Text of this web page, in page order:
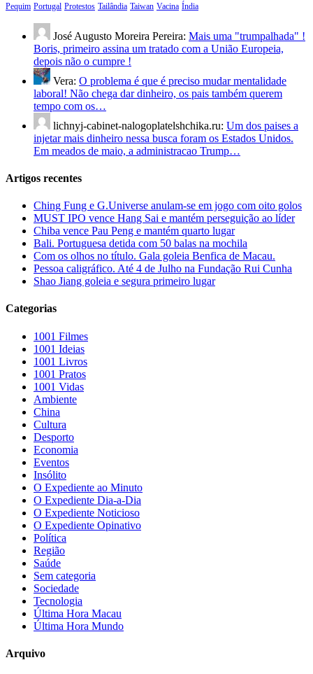
Pequim Portugal Protestos Tailândia Taiwan Vacina Índia
José Augusto Moreira Pereira: Mais uma "trumpalhada" !
Boris, primeiro assina um tratado com a União Europeia,
depois não o cumpre !
Vera: O problema é que é preciso mudar mentalidade
laboral! Não chega dar dinheiro, os pais também querem
tempo com os…
lichnyj-cabinet-nalogoplatelshchika.ru: Um dos paises a
injetar mais dinheiro nessa busca foram os Estados Unidos.
Em meados de maio, a administracao Trump…
Artigos recentes
Ching Fung e G.Universe anulam-se em jogo com oito golos
MUST IPO vence Hang Sai e mantém perseguição ao líder
Chiba vence Pau Peng e mantém quarto lugar
Bali. Portuguesa detida com 50 balas na mochila
Com os olhos no título. Gala goleia Benfica de Macau.
Pessoa caligráfico. Até 4 de Julho na Fundação Rui Cunha
Shao Jiang goleia e segura primeiro lugar
Categorias
1001 Filmes
1001 Ideias
1001 Livros
1001 Pratos
1001 Vidas
Ambiente
China
Cultura
Desporto
Economia
Eventos
Insólito
O Expediente ao Minuto
O Expediente Dia-a-Dia
O Expediente Noticioso
O Expediente Opinativo
Política
Região
Saúde
Sem categoria
Sociedade
Tecnologia
Última Hora Macau
Última Hora Mundo
Arquivo